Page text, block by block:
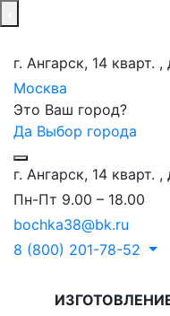
г. Ангарск, 14 кварт. ,
Москва
Это Ваш город?
Да Выбор города
г. Ангарск, 14 кварт. ,
Пн-Пт 9.00 – 18.00
bochka38@bk.ru
8 (800) 201-78-52